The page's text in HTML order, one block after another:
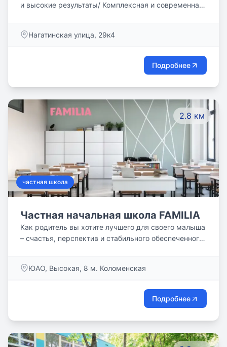
и высокие результаты/ Комплексная и современная
качественно подготовится к ОГЭ и ЕГЭ. Работаем по
Нагатинская улица, 29к4
Подробнее
2.8 км
частная школа
Частная начальная школа FAMILIA
Как родитель вы хотите лучшего для своего малыша
– счастья, перспектив и стабильного обеспеченного
его к взрослой жизни. Для этого организовали
ЮАО, Высокая, 8 м. Коломенская
Подробнее